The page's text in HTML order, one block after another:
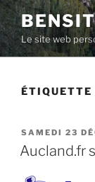
Aller
au
contenu
principal
Le site web
ÉTIQUETTE
PUBLIÉ
LE
SAMEDI 23
Aucland.fr